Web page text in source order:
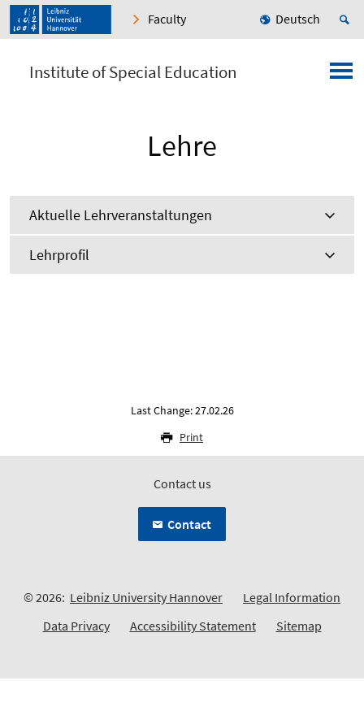
Faculty Deutsch
Institute of Special Education
Lehre
Aktuelle Lehrveranstaltungen
Lehrprofil
Last Change: 27.02.26
Print
Contact us
Contact
© 2026: Leibniz University Hannover
Legal Information
Data Privacy
Accessibility Statement Sitemap